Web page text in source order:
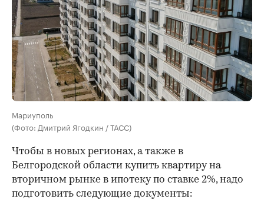
Мариуполь
(Фото: Дмитрий Ягодкин / ТАСС)
Чтобы в новых регионах, а также в
Белгородской области купить квартиру на
вторичном рынке в ипотеку по ставке 2%, надо
подготовить следующие документы: